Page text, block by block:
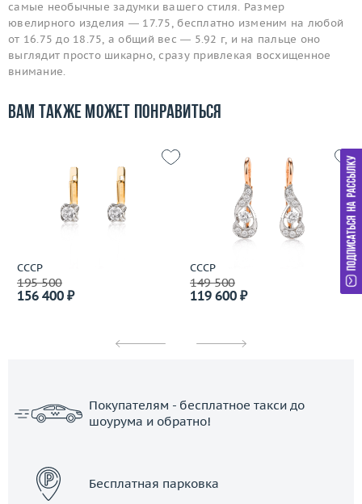
самые необычные задумки вашего стиля. Размер
ювелирного изделия — 17.75, бесплатно изменим на любой
от 16.75 до 18.75, а общий вес — 5.92 г, и на пальце оно
выглядит просто шикарно, сразу привлекая восхищенное
внимание.
Вам также может понравиться
СССР
195 500
156 400 ₽
СССР
149 500
119 600 ₽
Покупателям - бесплатное такси до
шоурума и обратно!
Бесплатная парковка